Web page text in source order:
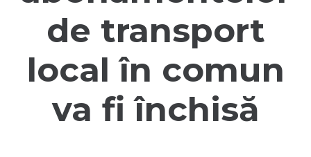
de transport
local în comun
va fi închisă